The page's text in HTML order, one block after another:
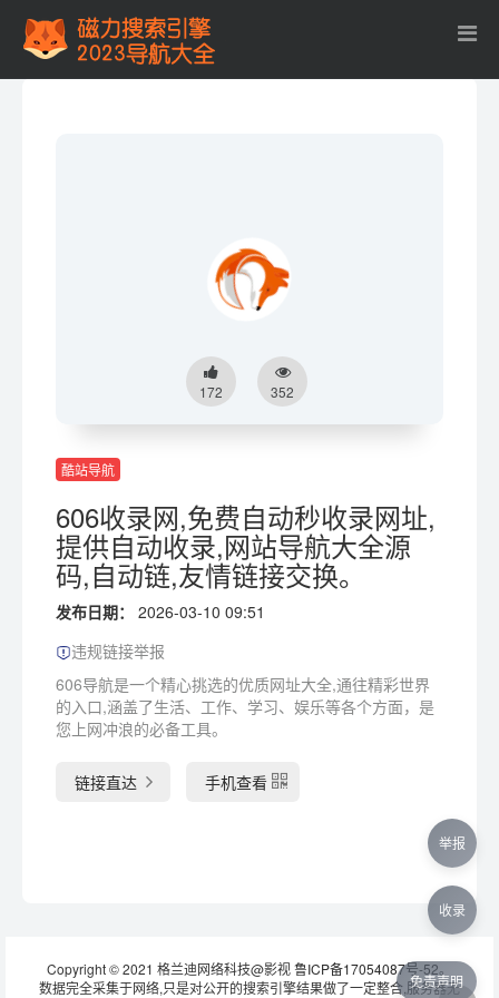
172 352
酷站导航
606收录网,免费自动秒收录网址,
提供自动收录,网站导航大全源
码,自动链,友情链接交换。
发布日期：
2026-03-10 09:51
违规链接举报
606导航是一个精心挑选的优质网址大全,通往精彩世界
的入口,涵盖了生活、工作、学习、娱乐等各个方面，是
您上网冲浪的必备工具。
链接直达 手机查看
Copyright © 2021 格兰迪网络科技@影视鲁ICP备17054087号-52。
数据完全采集于网络,只是对公开的搜索引擎结果做了一定整合,服务器无
免责声明
举报
收录